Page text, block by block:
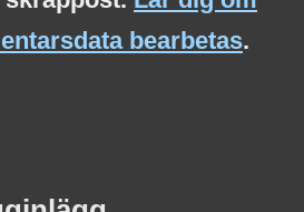
bearbetas.